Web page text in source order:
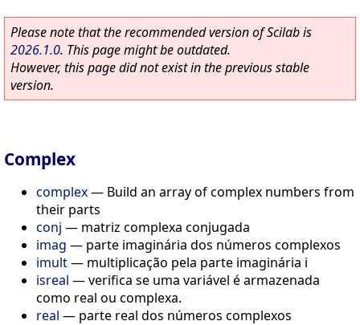
Please note that the recommended version of Scilab is
2026.1.0. This page might be outdated.
However, this page did not exist in the previous stable
version.
Complex
complex— Build an array of complex numbers from
their parts
conj — matriz complexa conjugada
imag — parte imaginária dos números complexos
imult— multiplicação pela parte imaginária i
isreal —verifica se uma variável é armazenada
como real ou complexa.
real — parte real dos números complexos